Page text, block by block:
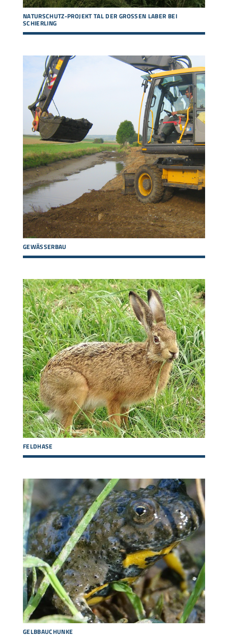
NATURSCHUTZ-PROJEKT TAL DER GROSSEN LABER BEI S
CHIERLING
GEWÄSSERBAU
FELDHASE
GELBBAUCHUNKE